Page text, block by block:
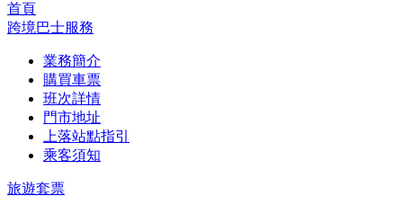
首頁
跨境巴士服務
業務簡介
購買車票
班次詳情
門市地址
上落站點指引
乘客須知
旅遊套票